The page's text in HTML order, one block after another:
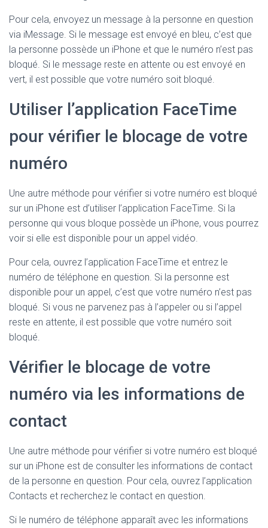
Pour cela, envoyez un message à la personne en question
via iMessage. Si le message est envoyé en bleu, c’est que
la personne possède un iPhone et que le numéro n’est pas
bloqué. Si le message reste en attente ou est envoyé en
vert, il est possible que votre numéro soit bloqué.
Utiliser l’application FaceTime
pour vérifier le blocage de votre
numéro
Une autre méthode pour vérifier si votre numéro est bloqué
sur un iPhone est d’utiliser l’application FaceTime. Si la
personne qui vous bloque possède un iPhone, vous pourrez
voir si elle est disponible pour un appel vidéo.
Pour cela, ouvrez l’application FaceTime et entrez le
numéro de téléphone en question. Si la personne est
disponible pour un appel, c’est que votre numéro n’est pas
bloqué. Si vous ne parvenez pas à l’appeler ou si l’appel
reste en attente, il est possible que votre numéro soit
bloqué.
Vérifier le blocage de votre
numéro via les informations de
contact
Une autre méthode pour vérifier si votre numéro est bloqué
sur un iPhone est de consulter les informations de contact
de la personne en question. Pour cela, ouvrez l’application
Contacts et recherchez le contact en question.
Si le numéro de téléphone apparaît avec les informations